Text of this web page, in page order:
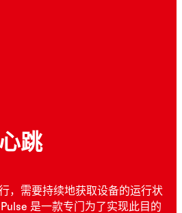
跳
，需要持续地获取设备的运行状
是一款专门为了实现此目的